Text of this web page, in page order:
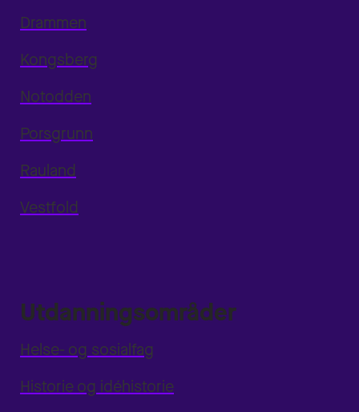
Drammen
Kongsberg
Notodden
Porsgrunn
Rauland
Vestfold
Utdanningsområder
Helse- og sosialfag
Historie og idéhistorie